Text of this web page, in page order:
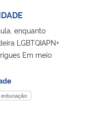
enquanto
LGBTQIAPN+
Em meio
educação